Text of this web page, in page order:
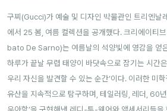
구찌(Gucci)가 예술 및 디자인 박물관인 트리엔
에서 25 봄, 여름 컬렉션을 공개했다. 크리에이티
bato De Sarno)는 여름날의 석양빛에 영감을 얻
하루가 끝날 무렵 태양이 바닷속으로 잠기는 시간은
우리 자신을 발견할 수 있는 순간’이다. 이러한 미
유산을 지속적으로 탐구하며, 테일러링, 레더, 60